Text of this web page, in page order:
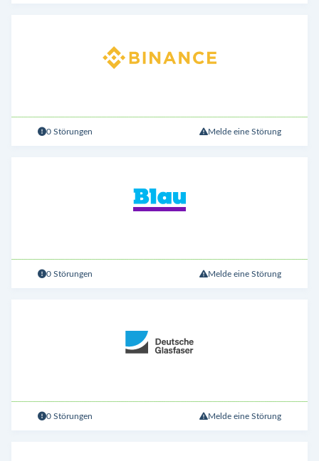
0 Störungen Melde eine Störung
0 Störungen Melde eine Störung
0 Störungen Melde eine Störung